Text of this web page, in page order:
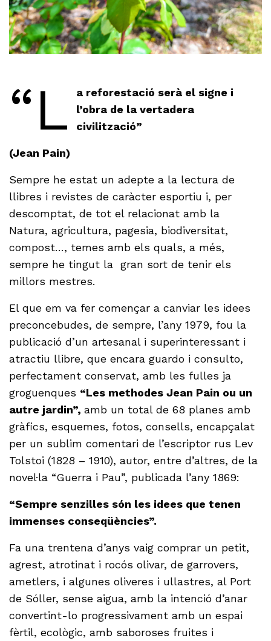
“L
a reforestació serà el signe i
l’obra de la vertadera
civilització”
(Jean Pain)
Sempre he estat un adepte a la lectura de
llibres i revistes de caràcter esportiu i, per
descomptat, de tot el relacionat amb la
Natura, agricultura, pagesia, biodiversitat,
compost…, temes amb els quals, a més,
sempre he tingut la gran sort de tenir els
millors mestres.
El que em va fer començar a canviar les idees
preconcebudes, de sempre, l’any 1979, fou la
publicació d’un artesanal i superinteressant i
atractiu llibre, que encara guardo i consulto,
perfectament conservat, amb les fulles ja
groguenques “Les methodes Jean Pain ou un
autre jardin”,amb un total de 68 planes amb
gràfics, esquemes, fotos, consells, encapçalat
per un sublim comentari de l’escriptor rus Lev
Tolstoi (1828 – 1910), autor, entre d’altres, de la
novel·la “Guerra i Pau”, publicada l’any 1869:
“Sempre senzilles són les idees que tenen
immenses conseqüències”.
Fa una trentena d’anys vaig comprar un petit,
agrest, atrotinat i rocós olivar, de garrovers,
ametlers, i algunes oliveres i ullastres, al Port
de Sóller, sense aigua, amb la intenció d’anar
convertint-lo progressivament amb un espai
fèrtil, ecològic, amb saboroses fruites i